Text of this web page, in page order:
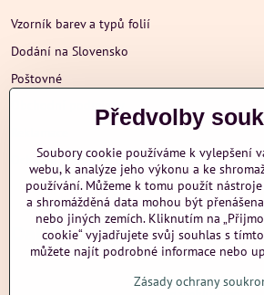
Vzorník barev a typů folií
Dodání na Slovensko
Poštovné
Obchodní podmínky
Ochrana osobních údajů
Další informace
Předvolby
Soubory cookie používáme k vylepšení
webu, k analýze jeho výkonu a ke
používání. Můžeme k tomu použít
a shromážděná data mohou být
nebo jiných zemích. Kliknutím na
cookie“ vyjadřujete svůj souhlas s
můžete najít podrobné informace nebo
Zásady ochrany